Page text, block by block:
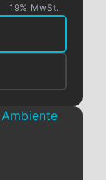
19% MwSt.